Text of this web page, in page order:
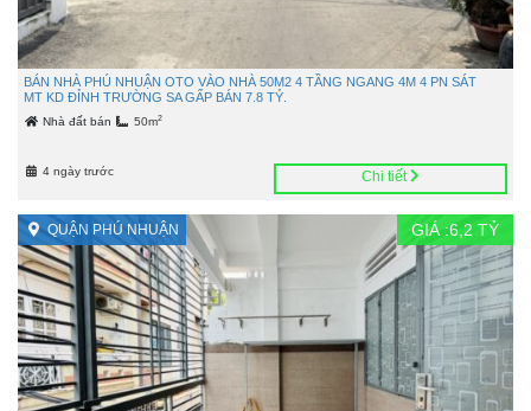
BÁN NHÀ PHÚ NHUẬN OTO VÀO NHÀ 50M2 4 TẦNG NGANG 4M 4 PN SÁT
MT KD ĐỈNH TRƯỜNG SA GẤP BÁN 7.8 TỶ.
Nhà đất bán 50m2
4 ngày trước Chi tiết
QUẬN PHÚ NHUẬN GIÁ :6,2 TỶ